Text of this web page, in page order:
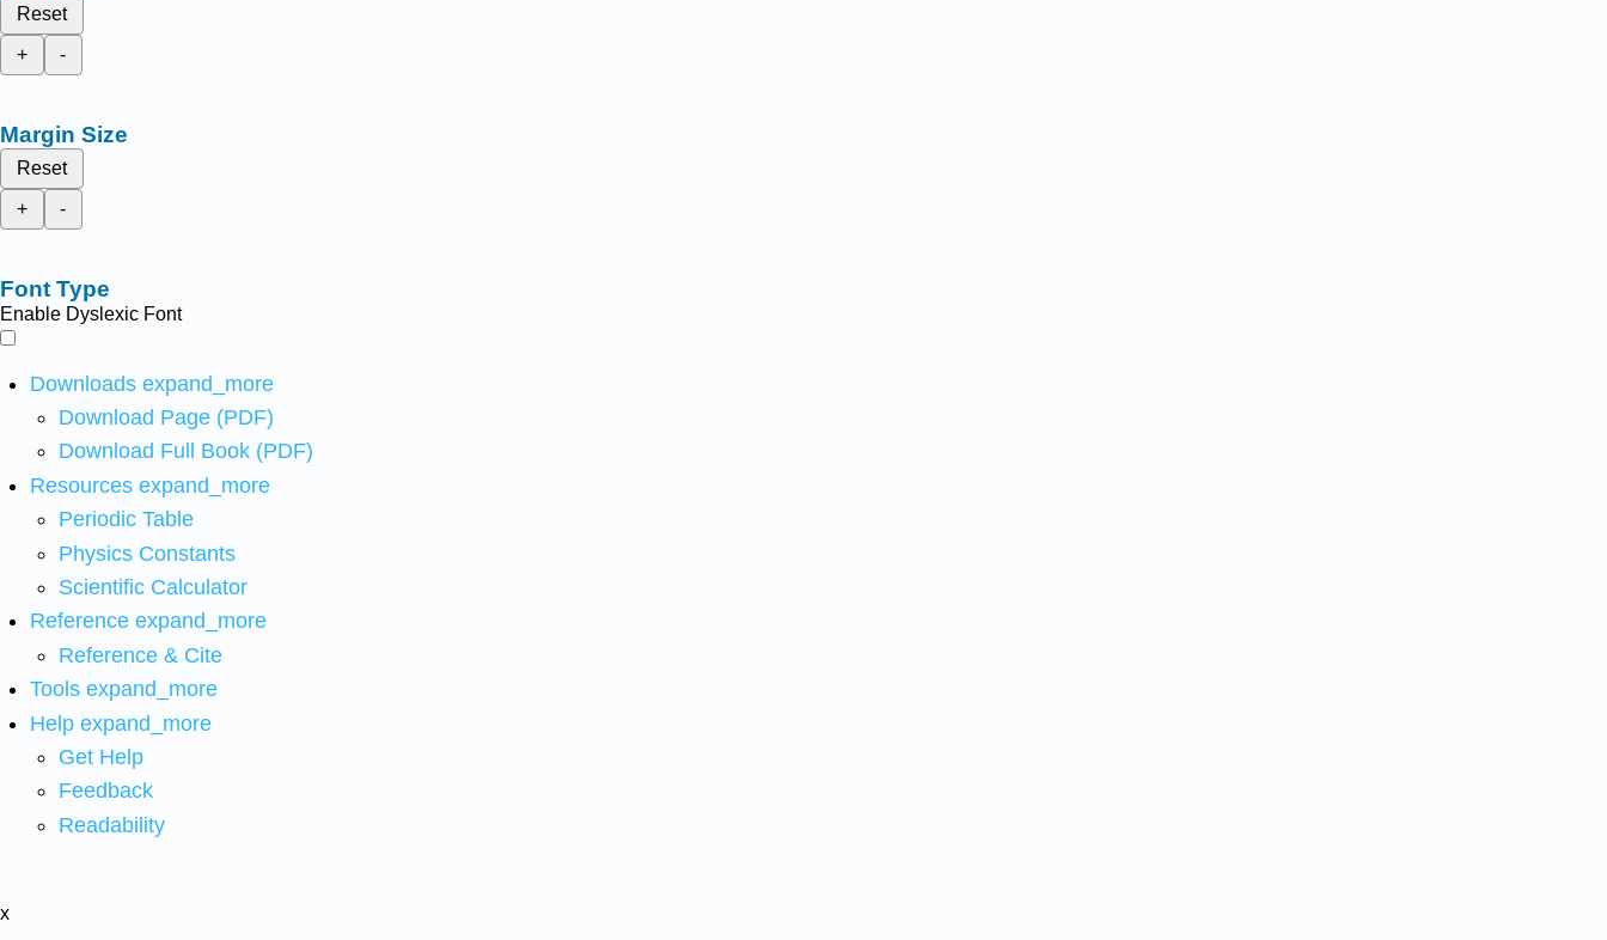
Reset
+
-
Margin Size
Reset
+
-
Font Type
Enable Dyslexic Font
Downloads expand_more
Download Page (PDF)
Download Full Book (PDF)
Resources expand_more
Periodic Table
Physics Constants
Scientific Calculator
Reference expand_more
Reference & Cite
Tools expand_more
Help expand_more
Get Help
Feedback
Readability
x